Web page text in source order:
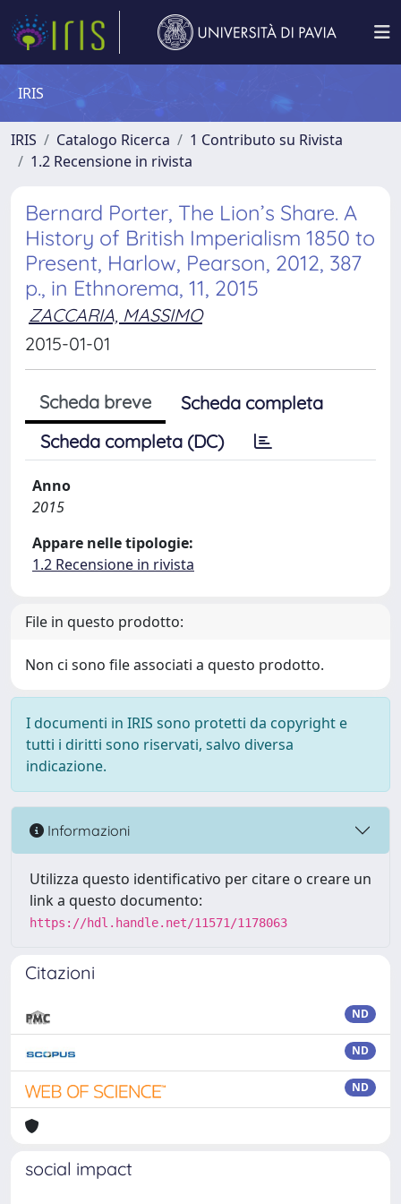
IRIS
IRIS Catalogo Ricerca
1 Contributo su Rivista
1.2 Recensione in rivista
Bernard Porter, The Lion’s Share. A
History of British Imperialism 1850 to
Present, Harlow, Pearson, 2012, 387
p., in Ethnorema, 11, 2015
ZACCARIA, MASSIMO
2015-01-01
Scheda breve
Scheda completa
Scheda completa (DC)
Anno
2015
Appare nelle tipologie:
1.2 Recensione in rivista
File in questo prodotto:
Non ci sono file associati a questo prodotto.
I documenti in IRIS sono protetti da copyright e
tutti i diritti sono riservati, salvo diversa
indicazione.
Informazioni
Utilizza questo identificativo per citare o creare un
link a questo documento:
https://hdl.handle.net/11571/1178063
Citazioni
ND
ND
ND
social impact